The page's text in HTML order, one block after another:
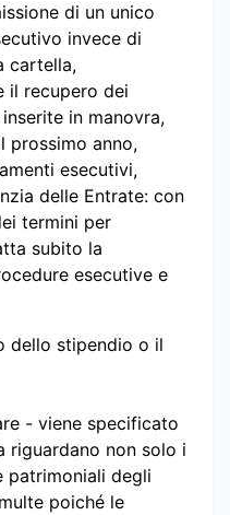
di un unico
invece di
cartella,
il recupero dei
in manovra,
prossimo anno,
esecutivi,
delle Entrate: con
termini per
subito la
esecutive e
dello stipendio o il
- viene specificato
non solo i
patrimoniali degli
poiché le